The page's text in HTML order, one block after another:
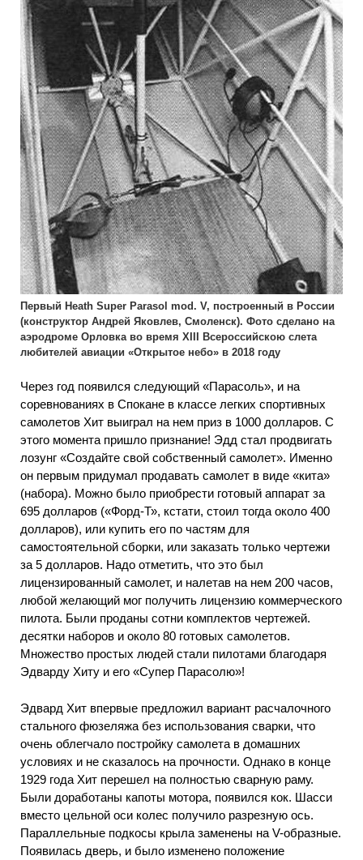
Первый Heath Super Parasol mod. V, построенный в России
(конструктор Андрей Яковлев, Смоленск). Фото сделано на
аэродроме Орловка во время XIII Всероссийскою слета
любителей авиации «Открытое небо» в 2018 году
Через год появился следующий «Парасоль», и на
соревнованиях в Спокане в классе легких спортивных
самолетов Хит выиграл на нем приз в 1000 долларов. С
этого момента пришло признание! Эдд стал продвигать
лозунг «Создайте свой собственный самолет». Именно
он первым придумал продавать самолет в виде «кита»
(набора). Можно было приобрести готовый аппарат за
695 долларов («Форд-Т», кстати, стоил тогда около 400
долларов), или купить его по частям для
самостоятельной сборки, или заказать только чертежи
за 5 долларов. Надо отметить, что это был
лицензированный самолет, и налетав на нем 200 часов,
любой желающий мог получить лицензию коммерческого
пилота. Были проданы сотни комплектов чертежей.
десятки наборов и около 80 готовых самолетов.
Множество простых людей стали пилотами благодаря
Эдварду Хиту и его «Супер Парасолю»!
Эдвард Хит впервые предложил вариант расчалочного
стального фюзеляжа без использования сварки, что
очень облегчало постройку самолета в домашних
условиях и не сказалось на прочности. Однако в конце
1929 года Хит перешел на полностью сварную раму.
Были доработаны капоты мотора, появился кок. Шасси
вместо цельной оси колес получило разрезную ось.
Параллельные подкосы крыла заменены на V-образные.
Появилась дверь, и было изменено положение